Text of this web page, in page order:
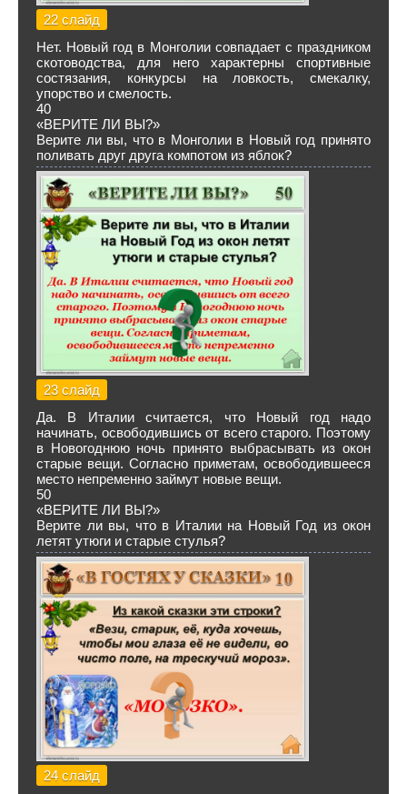
22 слайд
Нет. Новый год в Монголии совпадает с праздником
скотоводства, для него характерны спортивные
состязания, конкурсы на ловкость, смекалку,
упорство и смелость.
40
«ВЕРИТЕ ЛИ ВЫ?»
Верите ли вы, что в Монголии в Новый год принято
поливать друг друга компотом из яблок?
23 слайд
Да. В Италии считается, что Новый год надо
начинать, освободившись от всего старого. Поэтому
в Новогоднюю ночь принято выбрасывать из окон
старые вещи. Согласно приметам, освободившееся
место непременно займут новые вещи.
50
«ВЕРИТЕ ЛИ ВЫ?»
Верите ли вы, что в Италии на Новый Год из окон
летят утюги и старые стулья?
24 слайд